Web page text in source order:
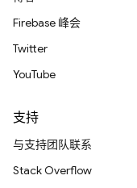
Firebase 峰会
Twitter
YouTube
支持
与支持团队联系
Stack Overflow